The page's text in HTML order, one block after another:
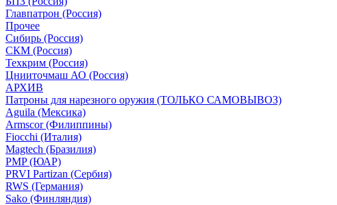
Главпатрон (Россия)
Прочее
Сибирь (Россия)
СКМ (Россия)
Техкрим (Россия)
Цнииточмаш АО (Россия)
АРХИВ
Патроны для нарезного оружия (ТОЛЬКО САМОВЫВОЗ)
Aguila (Мексика)
Armscor (Филиппины)
Fiocchi (Италия)
Magtech (Бразилия)
PMP (ЮАР)
PRVI Partizan (Сербия)
RWS (Германия)
Sako (Финляндия)